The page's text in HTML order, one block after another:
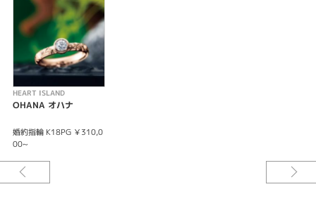
HEART ISLAND
OHANA オハナ
婚約指輪 K18PG ￥310,0
00~